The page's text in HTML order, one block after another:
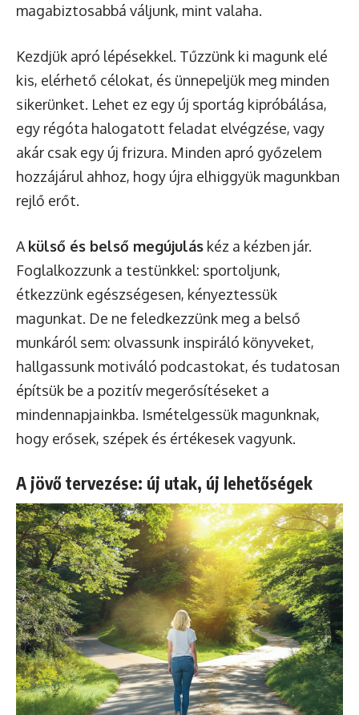
magabiztosabbá váljunk, mint valaha.
Kezdjük apró lépésekkel. Tűzzünk ki magunk elé
kis, elérhető célokat, és ünnepeljük meg minden
sikerünket. Lehet ez egy új sportág kipróbálása,
egy régóta halogatott feladat elvégzése, vagy
akár csak egy új frizura. Minden apró győzelem
hozzájárul ahhoz, hogy újra elhiggyük magunkban
rejlő erőt.
A külső és belső megújulás kéz a kézben jár.
Foglalkozzunk a testünkkel: sportoljunk,
étkezzünk egészségesen, kényeztessük
magunkat. De ne feledkezzünk meg a belső
munkáról sem: olvassunk inspiráló könyveket,
hallgassunk motiváló podcastokat, és tudatosan
építsük be a pozitív megerősítéseket a
mindennapjainkba. Ismételgessük magunknak,
hogy erősek, szépek és értékesek vagyunk.
A jövő tervezése: új utak, új lehetőségek